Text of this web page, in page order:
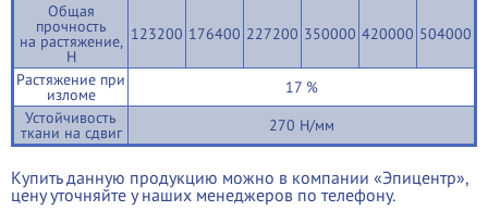
Общая
прочность
на растяжение,
Н
123200 176400 227200 350000 420000 504000
Растяжение при
изломе
17 %
Устойчивость
ткани на сдвиг 270 Н/мм
Купить данную продукцию можно в компании «Эпицентр»,
цену уточняйте у наших менеджеров по телефону.